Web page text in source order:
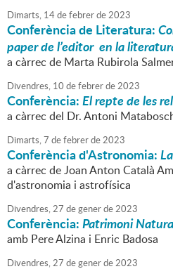
Dimarts, 14defebrerde2023
Conferència de Literatura:
paper de l’editor en la
a càrrec de Marta Rubirola
Divendres, 10 defebrerde2023
Conferència:El repte de les
a càrrec del Dr. Antoni
Dimarts,7 defebrerde2023
Conferència d'Astronomia:
a càrrec de Joan Anton Català
d'astronomia i astrofísica
Divendres,27 degenerde2023
Conferència:Patrimoni
amb Pere Alzina i Enric Badosa
Divendres,27 degenerde2023